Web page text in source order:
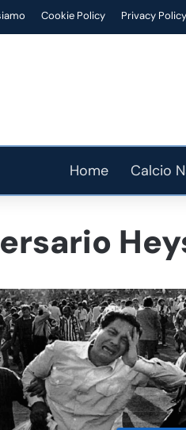
Cookie Policy Privacy Policy
Home Calcio